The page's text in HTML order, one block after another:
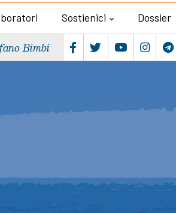
Sostienici Dossier
Bimbi